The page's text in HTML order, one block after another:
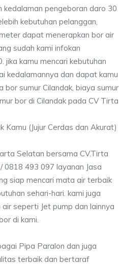
kedalaman pengeboran daro 30
kebutuhan pelanggan,
dapat menerapkan bor air
sudah kami infokan
jika kamu mencari kebutuhan
kedalamannya dan dapat kamu
bor sumur Cilandak, biaya sumur
bor di Cilandak pada CV Tirta
Kamu (Jujur Cerdas dan Akurat)
Selatan bersama CV.Tirta
0818 493 097 layanan Jasa
siap mencari mata air terbaik
sehari-hari. kami juga
seperti Jet pump dan lainnya
di kami.
Pipa Paralon dan juga
terbaik dan bertaraf